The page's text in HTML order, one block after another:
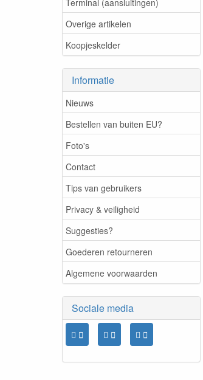
Overige artikelen
Koopjeskelder
Informatie
Nieuws
Bestellen van buiten EU?
Foto's
Contact
Tips van gebruikers
Privacy & veiligheid
Suggesties?
Goederen retourneren
Algemene voorwaarden
Sociale media